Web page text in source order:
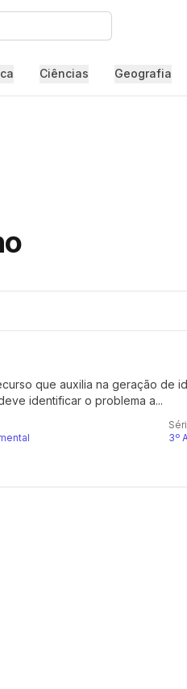
Ciências Geografia
que auxilia na geração de
identificar o problema a...
3º